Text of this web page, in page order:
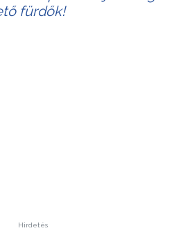
fürdők!
Hirdetés